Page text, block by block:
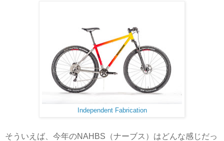
Independent Fabrication
そういえば、今年のNAHBS（ナーブス）はどんな感じだっ